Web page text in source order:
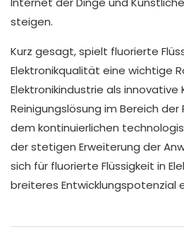
steigen.
Kurz gesagt, spielt fluorierte
Elektronikqualität eine wichtige
Elektronikindustrie als innovative
Reinigungslösung im Bereich der
dem kontinuierlichen
der stetigen Erweiterung der
sich für fluorierte Flüssigkeit in
breiteres Entwicklungspotenzial